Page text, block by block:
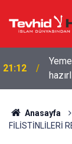
21:12
Anasayfa
FİLİSTİNLİLERİ